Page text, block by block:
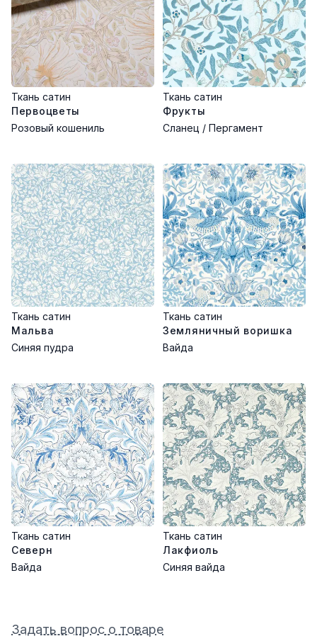
Ткань сатин
Первоцветы
Розовый кошениль
Ткань сатин
Фрукты
Сланец / Пергамент
Ткань сатин
Мальва
Синяя пудра
Ткань сатин
Земляничный воришка
Вайда
Ткань сатин
Северн
Вайда
Ткань сатин
Лакфиоль
Синяя вайда
Задать вопрос о товаре